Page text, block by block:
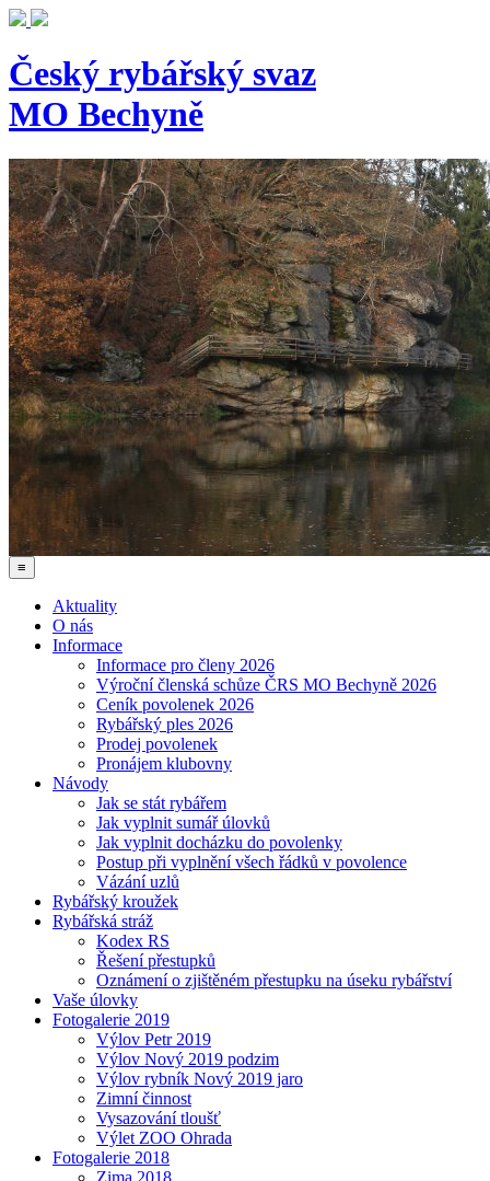
Český rybářský svaz
MO Bechyně
≡
Aktuality
O nás
Informace
Informace pro členy 2026
Výroční členská schůze ČRS MO Bechyně 2026
Ceník povolenek 2026
Rybářský ples 2026
Prodej povolenek
Pronájem klubovny
Návody
Jak se stát rybářem
Jak vyplnit sumář úlovků
Jak vyplnit docházku do povolenky
Postup při vyplnění všech řádků v povolence
Vázání uzlů
Rybářský kroužek
Rybářská stráž
Kodex RS
Řešení přestupků
Oznámení o zjištěném přestupku na úseku rybářství
Vaše úlovky
Fotogalerie 2019
Výlov Petr 2019
Výlov Nový 2019 podzim
Výlov rybník Nový 2019 jaro
Zimní činnost
Vysazování tloušť
Výlet ZOO Ohrada
Fotogalerie 2018
Zima 2018